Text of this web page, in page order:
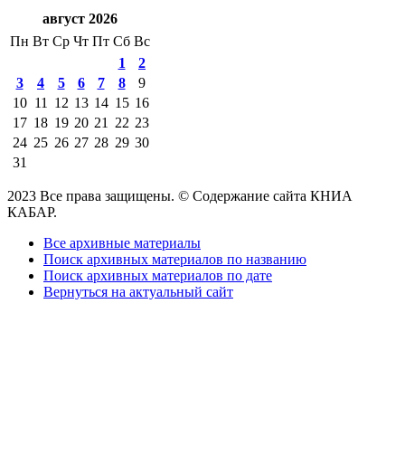
август 2026
Пн Вт Ср Чт Пт Сб Вс
1
2
3
4 5 6 7 8
9
10 11 12 13 14 15 16
17 18 19 20 21 22 23
24 25 26 27 28 29 30
31
2023 Все права защищены. © Содержание сайта КНИА
КАБАР.
Все архивные материалы
Поиск архивных материалов по названию
Поиск архивных материалов по дате
Вернуться на актуальный сайт